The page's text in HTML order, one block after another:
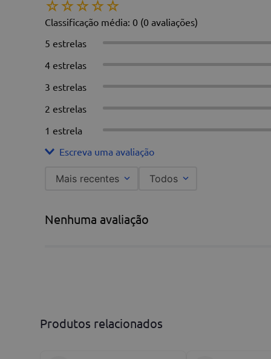
ATENÇÃO: As fotos dos nossos produtos são
o produto final. Estamos à disposição para esclarecer
☆☆☆☆☆
Classificação média: 0 (0 avaliações)
5 estrelas
4 estrelas
3 estrelas
2 estrelas
1 estrela
Escreva uma avaliação
Título
Mais recentes Todos
Nenhuma avaliação
Produtos relacionados